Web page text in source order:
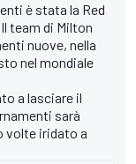
è stata la Red
team di Milton
nuove, nella
nel mondiale
a lasciare il
sarà
volte iridato a